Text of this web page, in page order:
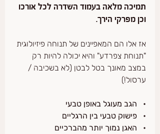
תמיכה מלאה בעמוד השדרה לכל אורכו
וכן מפרקי הירך.
אז אלו הם המאפיינים של תנוחה פיזיולוגית
"תנוחת צפרדע" והיא יכולה להיות רק
במצב מאונך בטל לבטן (לא בשכיבה /
ערסול!)
•   הגב מעוגל באופן טבעי
•   פישוק טבעי בין הרגליים
•   האגן נמוך יותר מהברכיים